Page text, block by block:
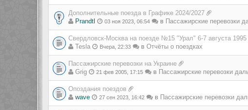
Дополнительные поезда в Графике 2024/2027
Prandtl 03 ноя 2023, 06:54 в Пассажирские перевозки
Свердловск-Москва на поезде №15 "Урал" 6-7 августа 1995
Tesla
Вчера, 22:33 в Отчёты о поездках
Пассажирские перевозки на Украине
Grig 21 фев 2005, 17:15 в Пассажирские перевозки
Опоздания поездов
wave 27 сен 2023, 16:42 в Пассажирские перевозки